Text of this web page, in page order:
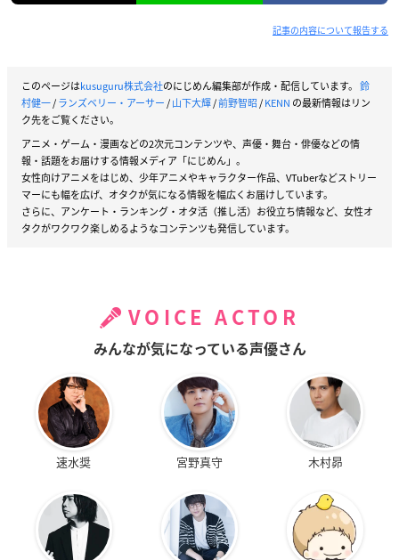
記事の内容について報告する
このページはkusuguru株式会社のにじめん編集部が作成・配信しています。 鈴
村健一/ランズベリー・アーサー/山下大輝/前野智昭/KENN の最新情報はリン
ク先をご覧ください。
アニメ・ゲーム・漫画などの2次元コンテンツや、声優・舞台・俳優などの情
報・話題をお届けする情報メディア「にじめん」。
女性向けアニメをはじめ、少年アニメやキャラクター作品、VTuberなどストリー
マーにも幅を広げ、オタクが気になる情報を幅広くお届けしています。
さらに、アンケート・ランキング・オタ活（推し活）お役立ち情報など、女性オ
タクがワクワク楽しめるようなコンテンツも発信しています。
VOICE ACTOR
みんなが気になっている声優さん
速水奨 宮野真守 木村昴